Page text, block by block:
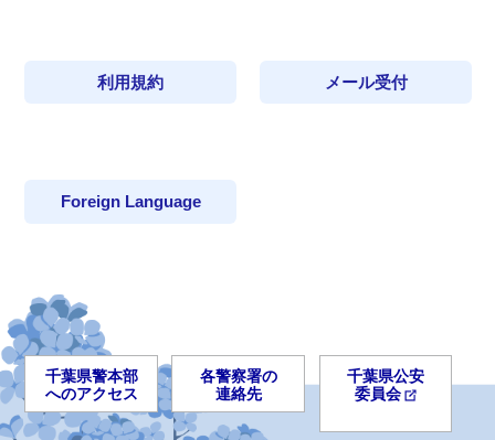
利用規約 メール受付
Foreign Language
千葉県警本部
へのアクセス
各警察署の
連絡先
千葉県公安
委員会